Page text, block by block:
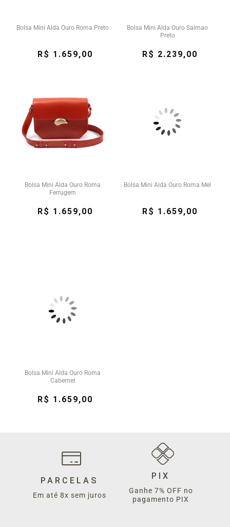
Bolsa Mini Alda Ouro Roma Preto
R$ 1.659,00
Bolsa Mini Alda Ouro Salmao
Preto
R$ 2.239,00
Bolsa Mini Alda Ouro Roma
Ferrugem
R$ 1.659,00
Bolsa Mini Alda Ouro Roma Mel
R$ 1.659,00
Bolsa Mini Alda Ouro Roma
Cabernet
R$ 1.659,00
PARCELAS
Em até 8x sem juros
PIX
Ganhe 7% OFF no
pagamento PIX